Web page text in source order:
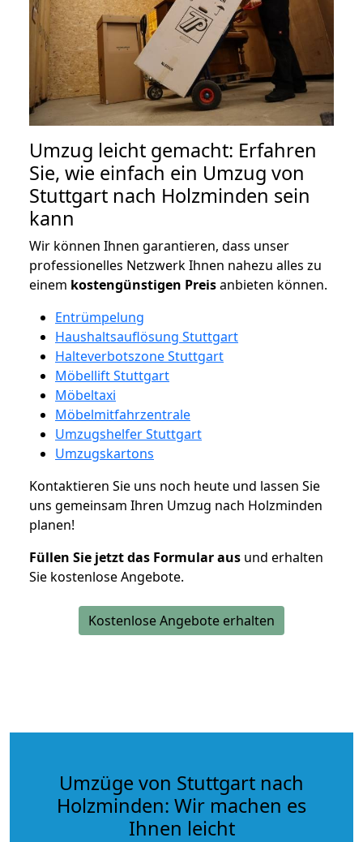
Umzug leicht gemacht: Erfahren
Sie, wie einfach ein Umzug von
Stuttgart nach Holzminden sein
kann
Wir können Ihnen garantieren, dass unser
professionelles Netzwerk Ihnen nahezu alles zu
einem kostengünstigen Preisanbieten können.
Entrümpelung
Haushaltsauflösung Stuttgart
Halteverbotszone Stuttgart
Möbellift Stuttgart
Möbeltaxi
Möbelmitfahrzentrale
Umzugshelfer Stuttgart
Umzugskartons
Kontaktieren Sie uns noch heute und lassen Sie
uns gemeinsam Ihren Umzug nach Holzminden
planen!
Füllen Sie jetzt das Formular aus und erhalten
Sie kostenlose Angebote.
Kostenlose Angebote erhalten
Umzüge von Stuttgart nach
Holzminden: Wir machen es
Ihnen leicht